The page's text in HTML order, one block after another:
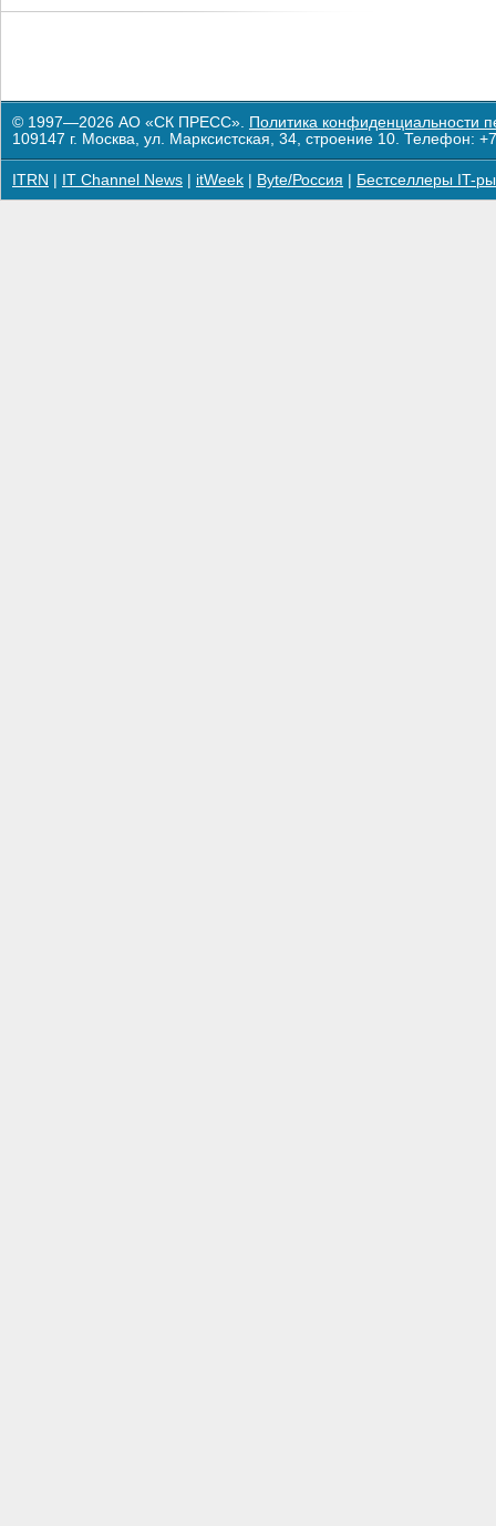
© 1997—2026 АО «СК ПРЕСС». Политика конфиденциальности
109147 г. Москва, ул. Марксистская, 34, строение 10. Телефон:
ITRN IT Channel News itWeek Byte/Россия Бестселлеры IT-